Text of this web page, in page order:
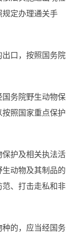
定办理通关手
口，按照国务院
务院野生动物保
照国家重点保护
护及相关执法活
动物及其制品的
、打击走私和非
的，应当经国务